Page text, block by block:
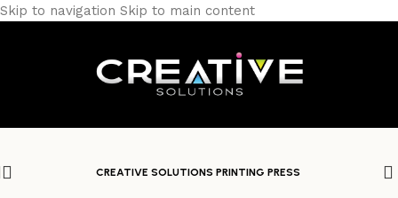
Skip to navigation Skip to main content
CREATIVE SOLUTIONS PRINTING PRESS